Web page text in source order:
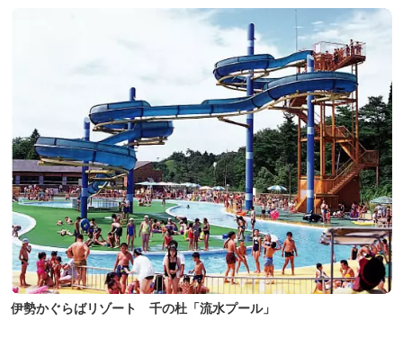
伊勢かぐらばリゾート 千の杜「流水プール」